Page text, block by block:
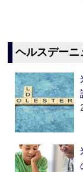
ヘルスデーニ